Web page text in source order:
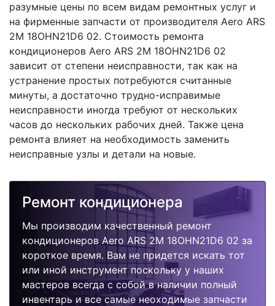
разумные цены по всем видам ремонтных услуг и
на фирменные запчасти от производителя Aero ARS
2M 18OHN21D6 02. Стоимость ремонта
кондиционеров Aero ARS 2M 18OHN21D6 02
зависит от степени неисправности, так как на
устранение простых потребуются считанные
минуты, а достаточно трудно-исправимые
неисправности иногда требуют от нескольких
часов до нескольких рабочих дней. Также цена
ремонта влияет на необходимость заменить
неисправные узлы и детали на новые.
Ремонт кондиционера
Мы производим качественный ремонт
кондиционеров Aero ARS 2M 18OHN21D6 02 за
короткое время. Вам не придется искать тот
или иной инструмент поскольку у наших
мастеров всегда с собой в наличии полный
инвентарь и все самые неоходимые запчасти